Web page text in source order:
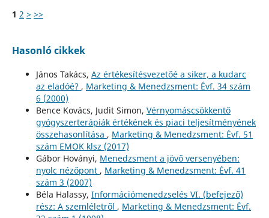
1 2 > >>
Hasonló cikkek
János Takács, Az értékesítésvezetőé a siker, a kudarc
az eladóé? , Marketing & Menedzsment: Évf. 34 szám
6 (2000)
Bence Kovács, Judit Simon, Vérnyomáscsökkentő
gyógyszerterápiák értékének és piaci teljesítményének
összehasonlítása , Marketing & Menedzsment: Évf. 51
szám EMOK klsz (2017)
Gábor Hoványi, Menedzsment a jövő versenyében:
nyolc nézőpont , Marketing & Menedzsment: Évf. 41
szám 3 (2007)
Béla Halassy, Információmenedzselés VI. (befejező)
rész: A szemléletről , Marketing & Menedzsment: Évf.